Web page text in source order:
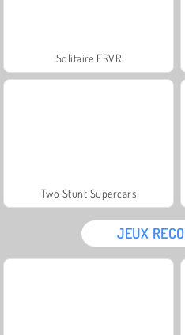
Solitaire FRVR
Two Stunt Supercars
JEUX